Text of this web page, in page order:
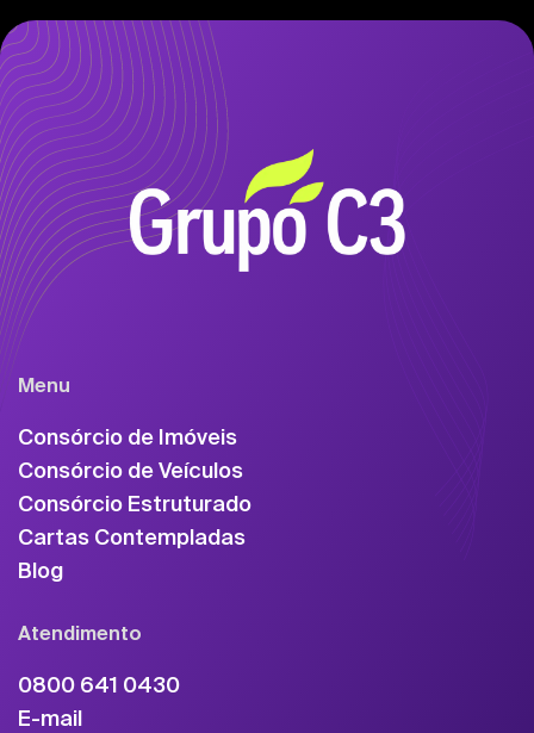
Menu
Consórcio de Imóveis
Consórcio de Veículos
Consórcio Estruturado
Cartas Contempladas
Blog
Atendimento
0800 641 0430
E-mail